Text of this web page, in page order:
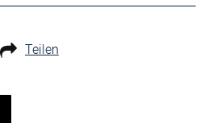
Teilen